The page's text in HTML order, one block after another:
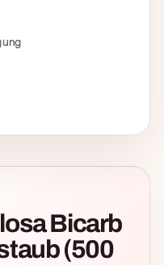
Bicarb
(500